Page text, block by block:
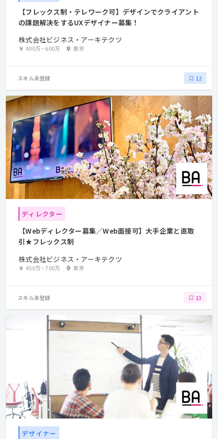
【フレックス制・テレワーク可】デザインでクライアント
の課題解決をするUXデザイナー募集！
株式会社ビジネス・アーキテクツ
400万~600万 東京
スキル未登録 12
ディレクター
【Webディレクター募集／Web面接可】大手企業と直取
引★フレックス制
株式会社ビジネス・アーキテクツ
450万~700万 東京
スキル未登録 13
デザイナー